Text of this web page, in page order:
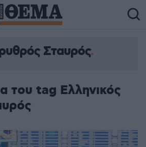
Σταυρός
του tag Ελληνικός